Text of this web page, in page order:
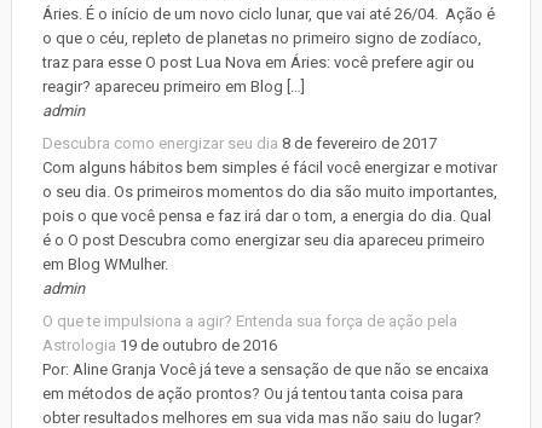
Áries. É o início de um novo ciclo lunar, que vai até 26/04. Ação é
o que o céu, repleto de planetas no primeiro signo de zodíaco,
traz para esse O post Lua Nova em Áries: você prefere agir ou
reagir? apareceu primeiro em Blog […]
admin
Descubra como energizar seu dia 8 de fevereiro de 2017
Com alguns hábitos bem simples é fácil você energizar e motivar
o seu dia. Os primeiros momentos do dia são muito importantes,
pois o que você pensa e faz irá dar o tom, a energia do dia. Qual
é o O post Descubra como energizar seu dia apareceu primeiro
em Blog WMulher.
admin
O que te impulsiona a agir? Entenda sua força de ação pela
Astrologia 19 de outubro de 2016
Por: Aline Granja Você já teve a sensação de que não se encaixa
em métodos de ação prontos? Ou já tentou tanta coisa para
obter resultados melhores em sua vida mas não saiu do lugar?